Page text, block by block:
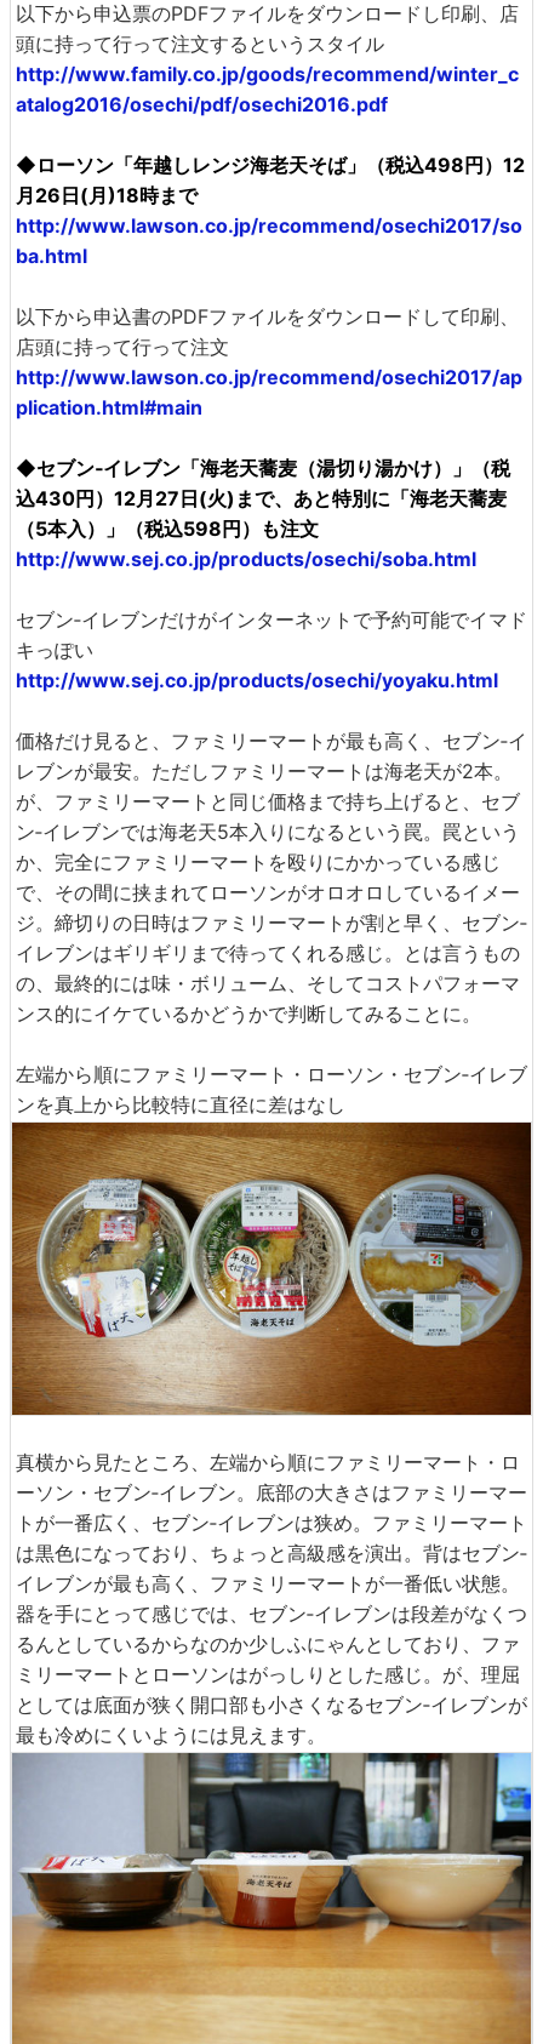
以下から申込票のPDFファイルをダウンロードし印刷、店
頭に持って行って注文するというスタイル
http://www.family.co.jp/goods/recommend/winter_c
atalog2016/osechi/pdf/osechi2016.pdf
◆ローソン「年越しレンジ海老天そば」（税込498円）12
月26日(月)18時まで
http://www.lawson.co.jp/recommend/osechi2017/so
ba.html
以下から申込書のPDFファイルをダウンロードして印刷、
店頭に持って行って注文
http://www.lawson.co.jp/recommend/osechi2017/ap
plication.html#main
◆セブン‐イレブン「海老天蕎麦（湯切り湯かけ）」（税
込430円）12月27日(火)まで、あと特別に「海老天蕎麦
（5本入）」（税込598円）も注文
http://www.sej.co.jp/products/osechi/soba.html
セブン‐イレブンだけがインターネットで予約可能でイマド
キっぽい
http://www.sej.co.jp/products/osechi/yoyaku.html
価格だけ見ると、ファミリーマートが最も高く、セブン‐イ
レブンが最安。ただしファミリーマートは海老天が2本。
が、ファミリーマートと同じ価格まで持ち上げると、セブ
ン‐イレブンでは海老天5本入りになるという罠。罠という
か、完全にファミリーマートを殴りにかかっている感じ
で、その間に挟まれてローソンがオロオロしているイメー
ジ。締切りの日時はファミリーマートが割と早く、セブン‐
イレブンはギリギリまで待ってくれる感じ。とは言うもの
の、最終的には味・ボリューム、そしてコストパフォーマ
ンス的にイケているかどうかで判断してみることに。
左端から順にファミリーマート・ローソン・セブン‐イレブ
ンを真上から比較特に直径に差はなし
真横から見たところ、左端から順にファミリーマート・ロ
ーソン・セブン‐イレブン。底部の大きさはファミリーマー
トが一番広く、セブン‐イレブンは狭め。ファミリーマート
は黒色になっており、ちょっと高級感を演出。背はセブン‐
イレブンが最も高く、ファミリーマートが一番低い状態。
器を手にとって感じでは、セブン‐イレブンは段差がなくつ
るんとしているからなのか少しふにゃんとしており、ファ
ミリーマートとローソンはがっしりとした感じ。が、理屈
としては底面が狭く開口部も小さくなるセブン‐イレブンが
最も冷めにくいようには見えます。